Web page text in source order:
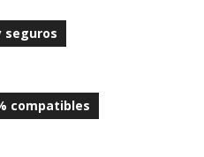
seguros
compatibles